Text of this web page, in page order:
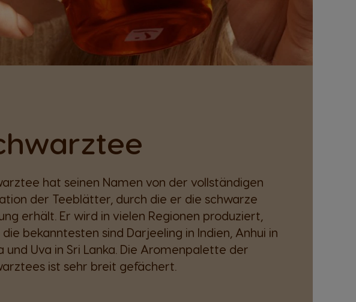
hat seinen Namen von der vollständigen
der Teeblätter, durch die er die schwarze
erhält. Er wird in vielen Regionen produziert,
bekanntesten sind Darjeeling in Indien, Anhui in
und Uva in Sri Lanka. Die Aromenpalette der
ist sehr breit gefächert.